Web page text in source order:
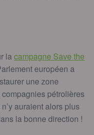
lacampagne Save the
européen a
une zone
pétrolières
auraient alors plus
la bonne direction !